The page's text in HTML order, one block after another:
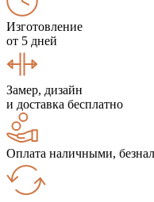
Изготовление
от 5 дней
Замер, дизайн
и доставка бесплатно
Оплата наличными,